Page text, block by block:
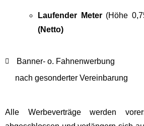
Laufender Meter(Höhe
(Netto)
Banner- o. Fahnenwerbung
nach gesonderter Vereinbarung
Alle Werbeverträge werden